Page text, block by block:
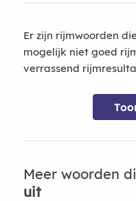
Er zijn rijmwoorden
mogelijk niet goed
verrassend
Meer woorden
uit